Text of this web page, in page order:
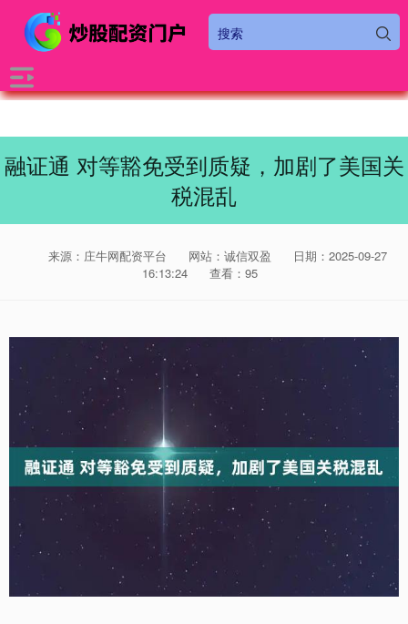
融证通 对等豁免受到质疑，加剧了美国关
税混乱
来源：庄牛网配资平台 网站：诚信双盈
日期：2025-09-27
16:13:24
查看：95